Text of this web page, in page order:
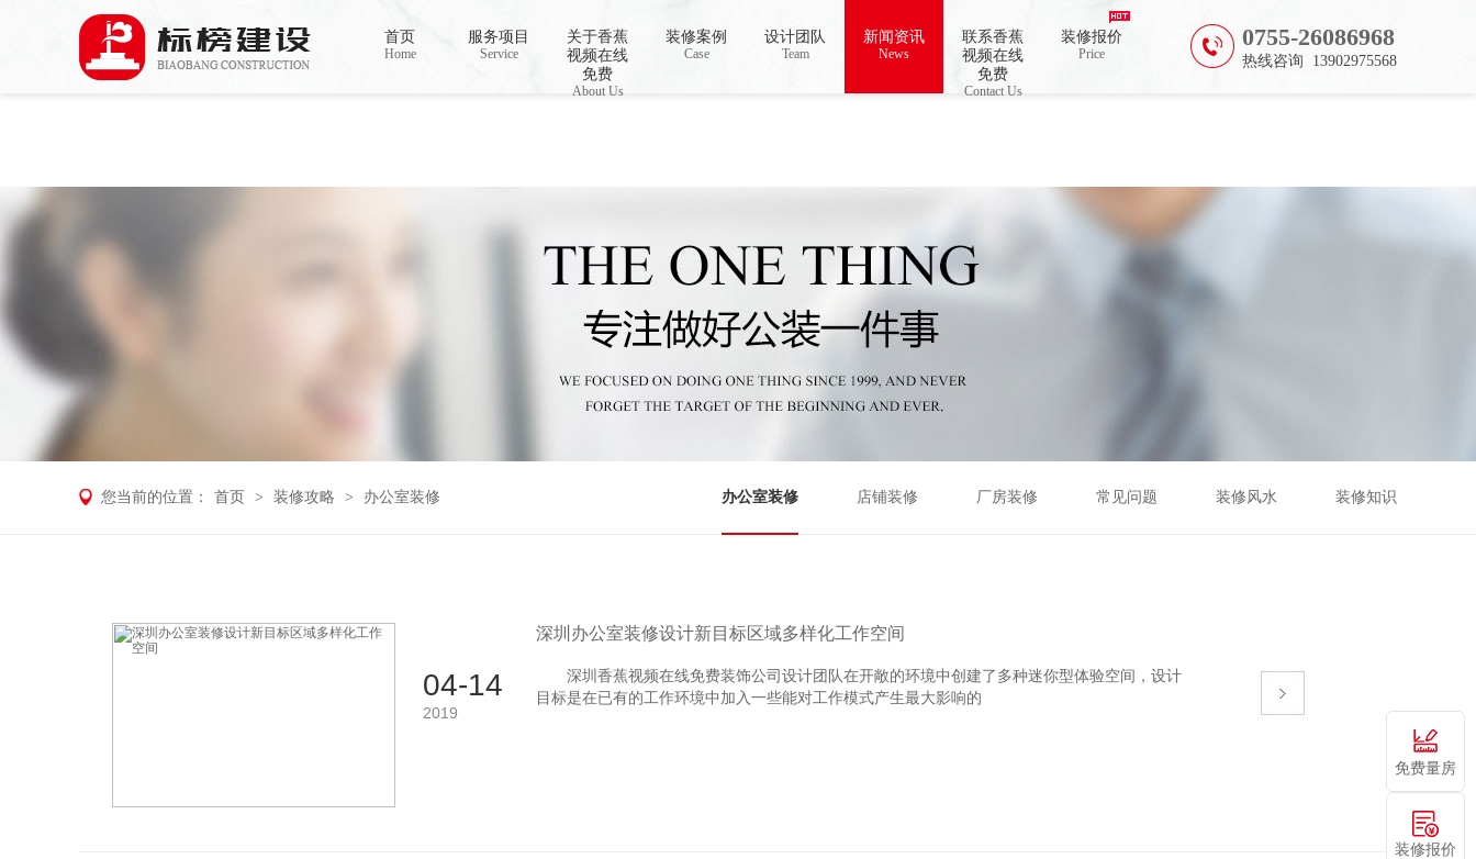
: mkdir(): No space left on device in
: file_put_contents(./cachefile_yuan/bjbkws.com/cache/c2/8a9fb/9c99f.html): failed to open stream: No such file or directory in/www/wwwroot/Z4.com/func.phpon line
香蕉视频在线免费,香蕉视频导航,黄色香蕉视频下载,91香蕉APP成人污在线观看
0755-26086968
热线咨询 13902975568
首页
Home
服务项目
Service
关于香蕉
视频在线
免费
About Us
装修案例
Case
设计团队
Team
新闻资讯
News
联系香蕉
视频在线
免费
Contact Us
装修报价
Price
您当前的位置： 首页 > 装修攻略 > 办公室装修 办公室装修 店铺装修 厂房装修 常见问题 装修风水 装修知识
04-14
2019
深圳办公室装修设计新目标区域多样化工作空间
深圳香蕉视频在线免费装饰公司设计团队在开敞的环境中创建了多种迷你型体验空间，设计
目标是在已有的工作环境中加入一些能对工作模式产生最大影响的
免费量房
装修报价